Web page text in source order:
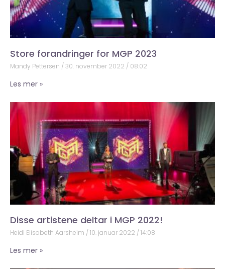
Store forandringer for MGP 2023
Mandy Pettersen 30. november 2022 08:02
Les mer »
Disse artistene deltar i MGP 2022!
Heidi Elisabeth Aarsheim 10. januar 2022 14:08
Les mer »